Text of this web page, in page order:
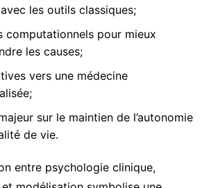
les outils classiques;
computationnels pour mieux
les causes;
vers une médecine
sur le maintien de l’autonomie
de vie.
entre psychologie clinique,